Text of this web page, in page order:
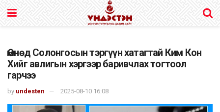
Өмнөд Солонгосын тэргүүн хатагтай Ким Кон
Хийг авлигын хэргээр баривчлах тогтоол
гарчээ
by undesten 2025-08-10 16:08